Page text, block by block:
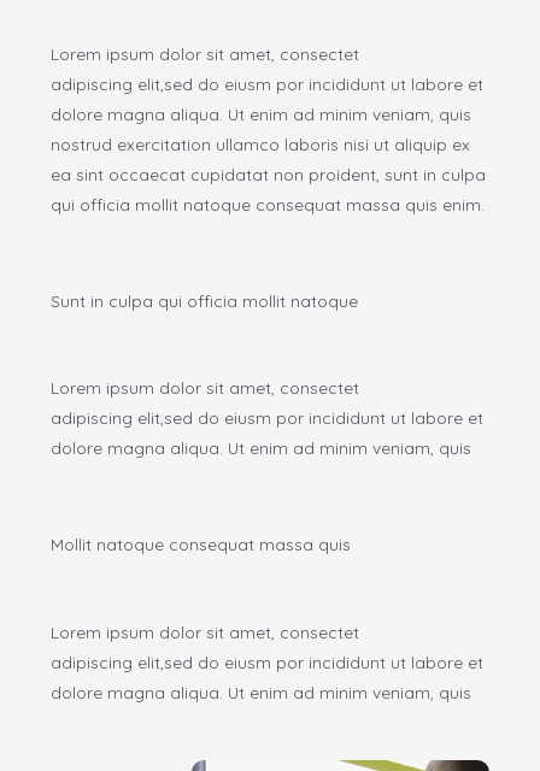
Lorem ipsum dolor sit amet, consectet
adipiscing elit,sed do eiusm por incididunt ut labore et
dolore magna aliqua. Ut enim ad minim veniam, quis
nostrud exercitation ullamco laboris nisi ut aliquip ex
ea sint occaecat cupidatat non proident, sunt in culpa
qui officia mollit natoque consequat massa quis enim.
Sunt in culpa qui officia mollit natoque
Lorem ipsum dolor sit amet, consectet
adipiscing elit,sed do eiusm por incididunt ut labore et
dolore magna aliqua. Ut enim ad minim veniam, quis
Mollit natoque consequat massa quis
Lorem ipsum dolor sit amet, consectet
adipiscing elit,sed do eiusm por incididunt ut labore et
dolore magna aliqua. Ut enim ad minim veniam, quis